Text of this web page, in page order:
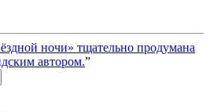
ночи» тщательно продумана
автором.”